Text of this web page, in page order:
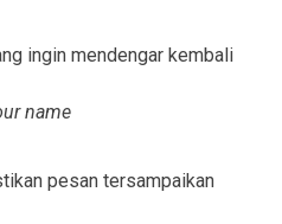
ingin mendengar kembali
name
pesan tersampaikan